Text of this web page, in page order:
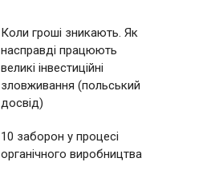
Коли гроші зникають. Як
насправді працюють
великі інвестиційні
зловживання (польський
досвід)
10 заборон у процесі
органічного виробництва